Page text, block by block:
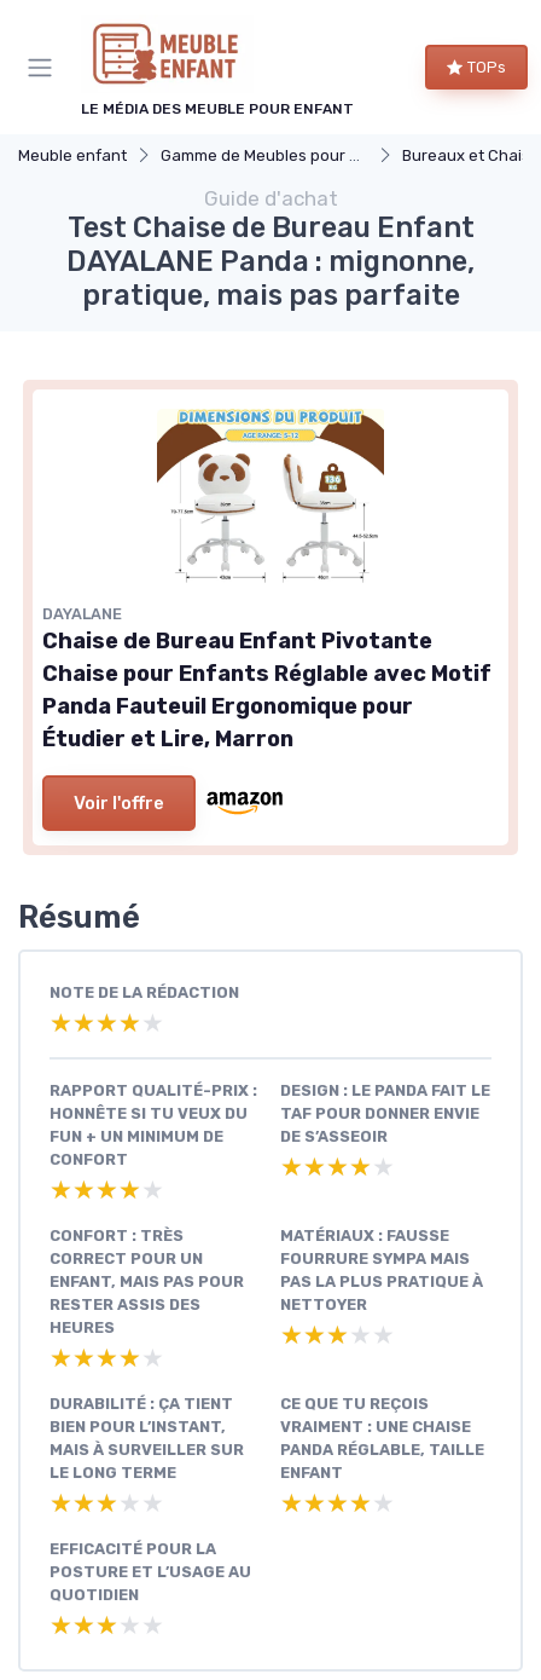
LE MÉDIA DES MEUBLE POUR ENFANT
TOPs
Meuble enfant Gamme de Meubles pour Enfants Bureaux et Chaises
Guide d'achat
Test Chaise de Bureau Enfant
DAYALANE Panda : mignonne,
pratique, mais pas parfaite
DAYALANE
Chaise de Bureau Enfant Pivotante
Chaise pour Enfants Réglable avec Motif
Panda Fauteuil Ergonomique pour
Étudier et Lire, Marron
Voir l'offre
Résumé
NOTE DE LA RÉDACTION
★★★★★
★★★★★
RAPPORT QUALITÉ-PRIX :
HONNÊTE SI TU VEUX DU
FUN + UN MINIMUM DE
CONFORT
★★★★★
★★★★★
DESIGN : LE PANDA FAIT LE
TAF POUR DONNER ENVIE
DE S’ASSEOIR
★★★★★
★★★★★
CONFORT : TRÈS
CORRECT POUR UN
ENFANT, MAIS PAS POUR
RESTER ASSIS DES
HEURES
★★★★★
★★★★★
MATÉRIAUX : FAUSSE
FOURRURE SYMPA MAIS
PAS LA PLUS PRATIQUE À
NETTOYER
★★★★★
★★★★★
DURABILITÉ : ÇA TIENT
BIEN POUR L’INSTANT,
MAIS À SURVEILLER SUR
LE LONG TERME
★★★★★
★★★★★
CE QUE TU REÇOIS
VRAIMENT : UNE CHAISE
PANDA RÉGLABLE, TAILLE
ENFANT
★★★★★
★★★★★
EFFICACITÉ POUR LA
POSTURE ET L’USAGE AU
QUOTIDIEN
★★★★★
★★★★★